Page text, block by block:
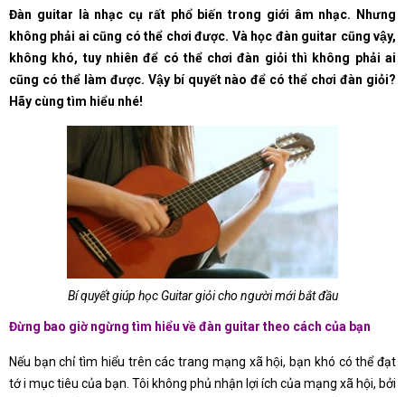
Đàn guitar là nhạc cụ rất phổ biến trong giới âm nhạc. Nhưng
không phải ai cũng có thể chơi được. Và học đàn guitar cũng vậy,
không khó, tuy nhiên để có thể chơi đàn giỏi thì không phải ai
cũng có thể làm được. Vậy bí quyết nào để có thể chơi đàn giỏi?
Hãy cùng tìm hiểu nhé!
Bí quyết giúp học Guitar giỏi cho người mới bắt đầu
Đừng bao giờ ngừng tìm hiểu về đàn guitar theo cách của bạn
Nếu bạn chỉ tìm hiểu trên các trang mạng xã hội, bạn khó có thể đạt
tớ i mục tiêu của bạn. Tôi không phủ nhận lợi ích của mạng xã hội, bởi